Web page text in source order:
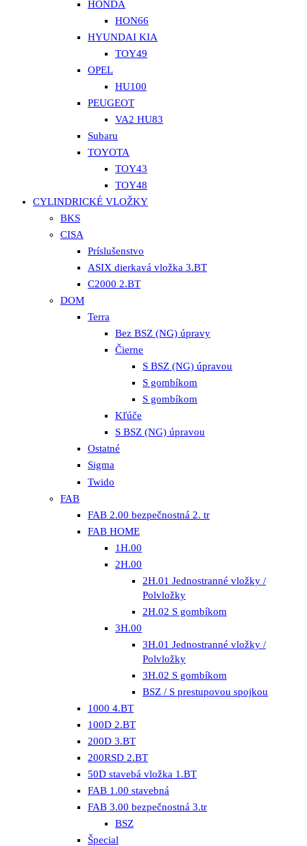
HONDA
HON66
HYUNDAI KIA
TOY49
OPEL
HU100
PEUGEOT
VA2 HU83
Subaru
TOYOTA
TOY43
TOY48
CYLINDRICKÉ VLOŽKY
BKS
CISA
Príslušenstvo
ASIX dierkavá vložka 3.BT
C2000 2.BT
DOM
Terra
Bez BSZ (NG) úpravy
Čierne
S BSZ (NG) úpravou
S gombíkom
S gombíkom
Kľúče
S BSZ (NG) úpravou
Ostatné
Sigma
Twido
FAB
FAB 2.00 bezpečnostná 2. tr
FAB HOME
1H.00
2H.00
2H.01 Jednostranné vložky /
Polvložky
2H.02 S gombíkom
3H.00
3H.01 Jednostranné vložky /
Polvložky
3H.02 S gombíkom
BSZ / S prestupovou spojkou
1000 4.BT
100D 2.BT
200D 3.BT
200RSD 2.BT
50D stavebá vložka 1.BT
FAB 1.00 stavebná
FAB 3.00 bezpečnostná 3.tr
BSZ
Špecial